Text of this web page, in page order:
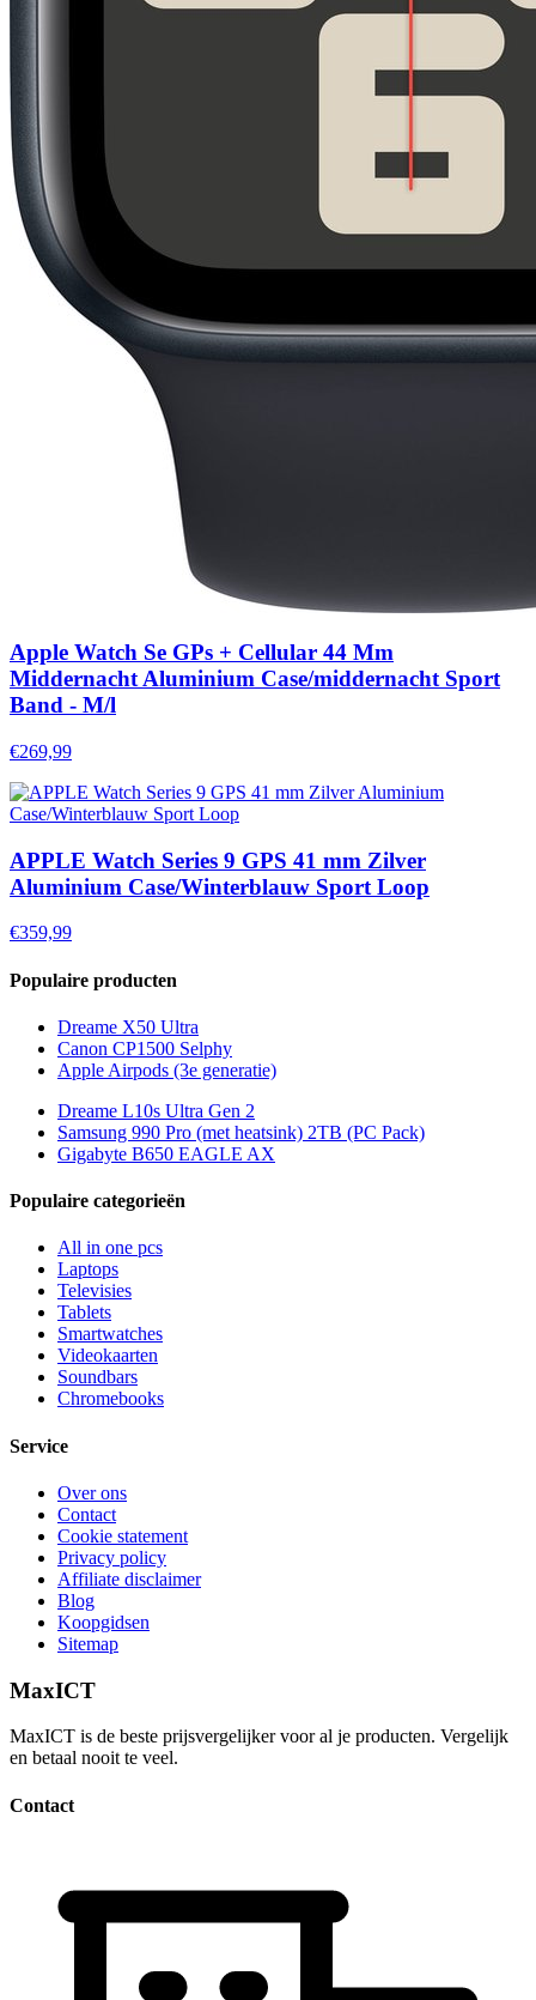
Apple Watch Se GPs + Cellular 44 Mm
Middernacht Aluminium Case/middernacht Sport
Band - M/l
€269,99
APPLE Watch Series 9 GPS 41 mm Zilver
Aluminium Case/Winterblauw Sport Loop
€359,99
Populaire producten
Dreame X50 Ultra
Canon CP1500 Selphy
Apple Airpods (3e generatie)
Dreame L10s Ultra Gen 2
Samsung 990 Pro (met heatsink) 2TB (PC Pack)
Gigabyte B650 EAGLE AX
Populaire categorieën
All in one pcs
Laptops
Televisies
Tablets
Smartwatches
Videokaarten
Soundbars
Chromebooks
Service
Over ons
Contact
Cookie statement
Privacy policy
Affiliate disclaimer
Blog
Koopgidsen
Sitemap
MaxICT
MaxICT is de beste prijsvergelijker voor al je producten. Vergelijk
en betaal nooit te veel.
Contact